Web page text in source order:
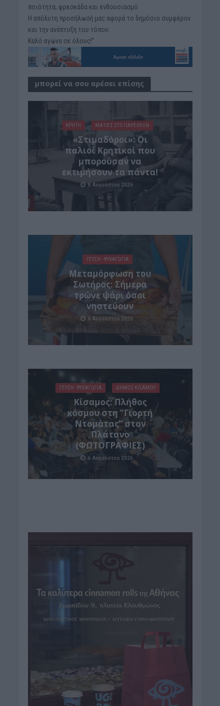
ποιότητα, φρεσκάδα και ενθουσιασμό.
Η απόλυτη προσήλωσή μας αφορά το δημόσιο συμφέρον
και την ανάπτυξη του τόπου.
Καλό αγώνα σε όλους!”
μπορεί να σου αρέσει επίσης
ΚΡΗΤΗ ΜΑΤΙΕΣ ΣΤΟ ΠΑΡΕΛΘΟΝ
«Στιμαδόροι»: Οι
παλιοί Κρητικοί που
μπορούσαν να
εκτιμήσουν τα πάντα!
6 Αυγούστου 2026
ΓΕΎΣΗ - ΨΥΧΑΓΩΓΊΑ
Μεταμόρφωση του
Σωτήρος: Σήμερα
τρώνε ψάρι όσοι
νηστεύουν
6 Αυγούστου 2026
ΓΕΎΣΗ - ΨΥΧΑΓΩΓΊΑ ΔΉΜΟΣ ΚΙΣΆΜΟΥ
Κίσαμος: Πλήθος
κόσμου στη “Γιορτή
Ντομάτας” στον
Πλάτανο
(ΦΩΤΟΓΡΑΦΙΕΣ)
6 Αυγούστου 2026